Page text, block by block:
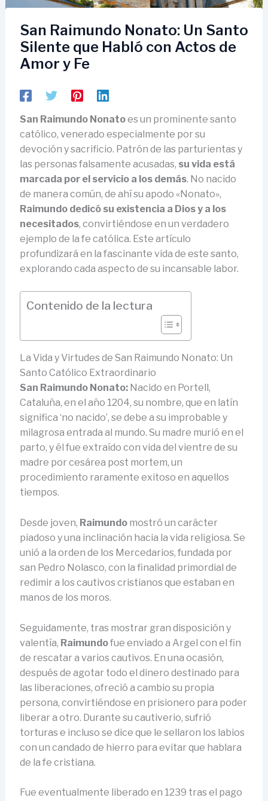
San Raimundo Nonato: Un Santo
Silente que Habló con Actos de
Amor y Fe
San Raimundo Nonatoes un prominente santo
católico, venerado especialmente por su
devoción y sacrificio. Patrón de las parturientas y
las personas falsamente acusadas, su vida está
marcada por el servicio a los demás. No nacido
de manera común, de ahí su apodo «Nonato»,
Raimundo dedicó su existencia a Dios y a los
necesitados, convirtiéndose en un verdadero
ejemplo de la fe católica. Este artículo
profundizará en la fascinante vida de este santo,
explorando cada aspecto de su incansable labor.
Contenido de la lectura
La Vida y Virtudes de San Raimundo Nonato: Un
Santo Católico Extraordinario
San Raimundo Nonato:Nacido en Portell,
Cataluña, en el año 1204, su nombre, que en latín
significa ‘no nacido’, se debe a su improbable y
milagrosa entrada al mundo. Su madre murió en el
parto, y él fue extraído con vida del vientre de su
madre por cesárea post mortem, un
procedimiento raramente exitoso en aquellos
tiempos.
Desde joven, Raimundomostró un carácter
piadoso y una inclinación hacia la vida religiosa. Se
unió a la orden de los Mercedarios, fundada por
san Pedro Nolasco, con la finalidad primordial de
redimir a los cautivos cristianos que estaban en
manos de los moros.
Seguidamente, tras mostrar gran disposición y
valentía, Raimundofue enviado a Argel con el fin
de rescatar a varios cautivos. En una ocasión,
después de agotar todo el dinero destinado para
las liberaciones, ofreció a cambio su propia
persona, convirtiéndose en prisionero para poder
liberar a otro. Durante su cautiverio, sufrió
torturas e incluso se dice que le sellaron los labios
con un candado de hierro para evitar que hablara
de la fe cristiana.
Fue eventualmente liberado en 1239 tras el pago